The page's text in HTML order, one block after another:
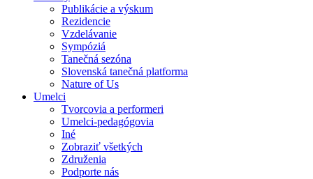
Publikácie a výskum
Rezidencie
Vzdelávanie
Sympóziá
Tanečná sezóna
Slovenská tanečná platforma
Nature of Us
Umelci
Tvorcovia a performeri
Umelci-pedagógovia
Iné
Zobraziť všetkých
Združenia
Podporte nás